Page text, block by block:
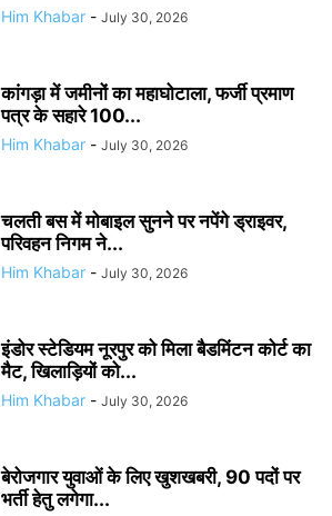
Him Khabar - July 30, 2026
कांगड़ा में जमीनों का महाघोटाला, फर्जी प्रमाण
पत्र के सहारे 100...
Him Khabar - July 30, 2026
चलती बस में मोबाइल सुनने पर नपेंगे ड्राइवर,
परिवहन निगम ने...
Him Khabar - July 30, 2026
इंडोर स्टेडियम नूरपुर को मिला बैडमिंटन कोर्ट का
मैट, खिलाड़ियों को...
Him Khabar - July 30, 2026
बेरोजगार युवाओं के लिए खुशखबरी, 90 पदों पर
भर्ती हेतु लगेगा...